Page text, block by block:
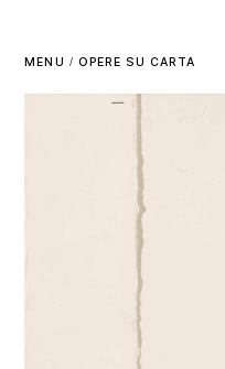
MENU / OPERE SU CARTA